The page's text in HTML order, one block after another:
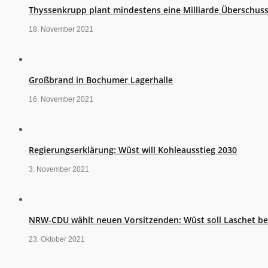
Thyssenkrupp plant mindestens eine Milliarde Überschuss
18. November 2021
Großbrand in Bochumer Lagerhalle
16. November 2021
Regierungserklärung: Wüst will Kohleausstieg 2030
3. November 2021
NRW-CDU wählt neuen Vorsitzenden: Wüst soll Laschet
23. Oktober 2021